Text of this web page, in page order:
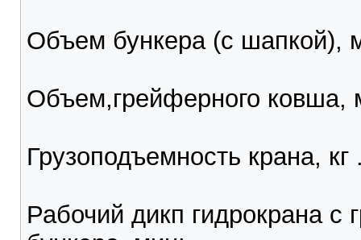
Объем бункера (с шапкой),
Объем,грейферного
Грузоподъемность крана,
Рабочий дикп гидрокрана с